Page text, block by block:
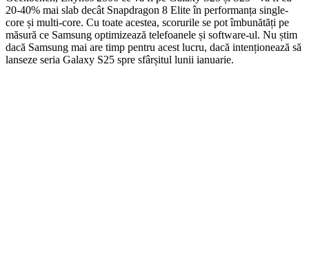
20-40% mai slab decât Snapdragon 8 Elite în performanța single-
core și multi-core. Cu toate acestea, scorurile se pot îmbunătăți pe
măsură ce Samsung optimizează telefoanele și software-ul. Nu știm
dacă Samsung mai are timp pentru acest lucru, dacă intenționează să
lanseze seria Galaxy S25 spre sfârșitul lunii ianuarie.